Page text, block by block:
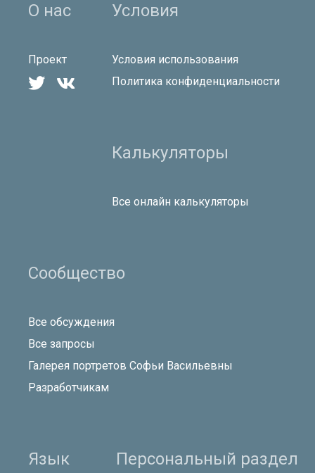
О нас
Проект
 
Условия
Условия использования
Политика конфиденциальности
Калькуляторы
Все онлайн калькуляторы
Сообщество
Все обсуждения
Все запросы
Галерея портретов Софьи Васильевны
Разработчикам
Язык Персональный раздел